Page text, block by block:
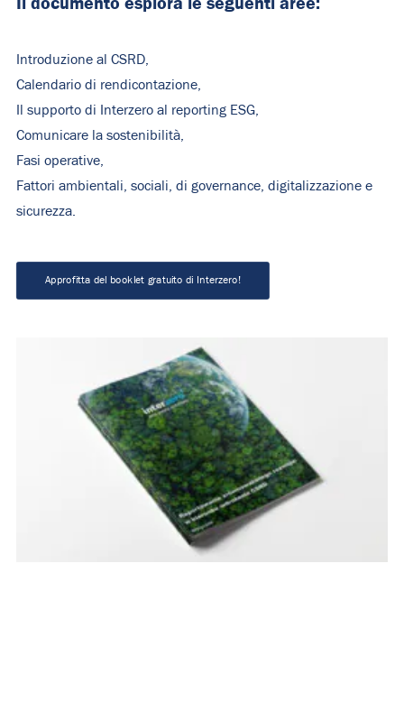
Introduzione al CSRD,
Calendario di rendicontazione,
Il supporto di Interzero al reporting ESG,
Comunicare la sostenibilità,
Fasi operative,
Fattori ambientali, sociali, di governance, digitalizzazione e
sicurezza.
Approfitta del booklet gratuito di Interzero!